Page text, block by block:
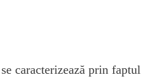
caracterizează prin faptul